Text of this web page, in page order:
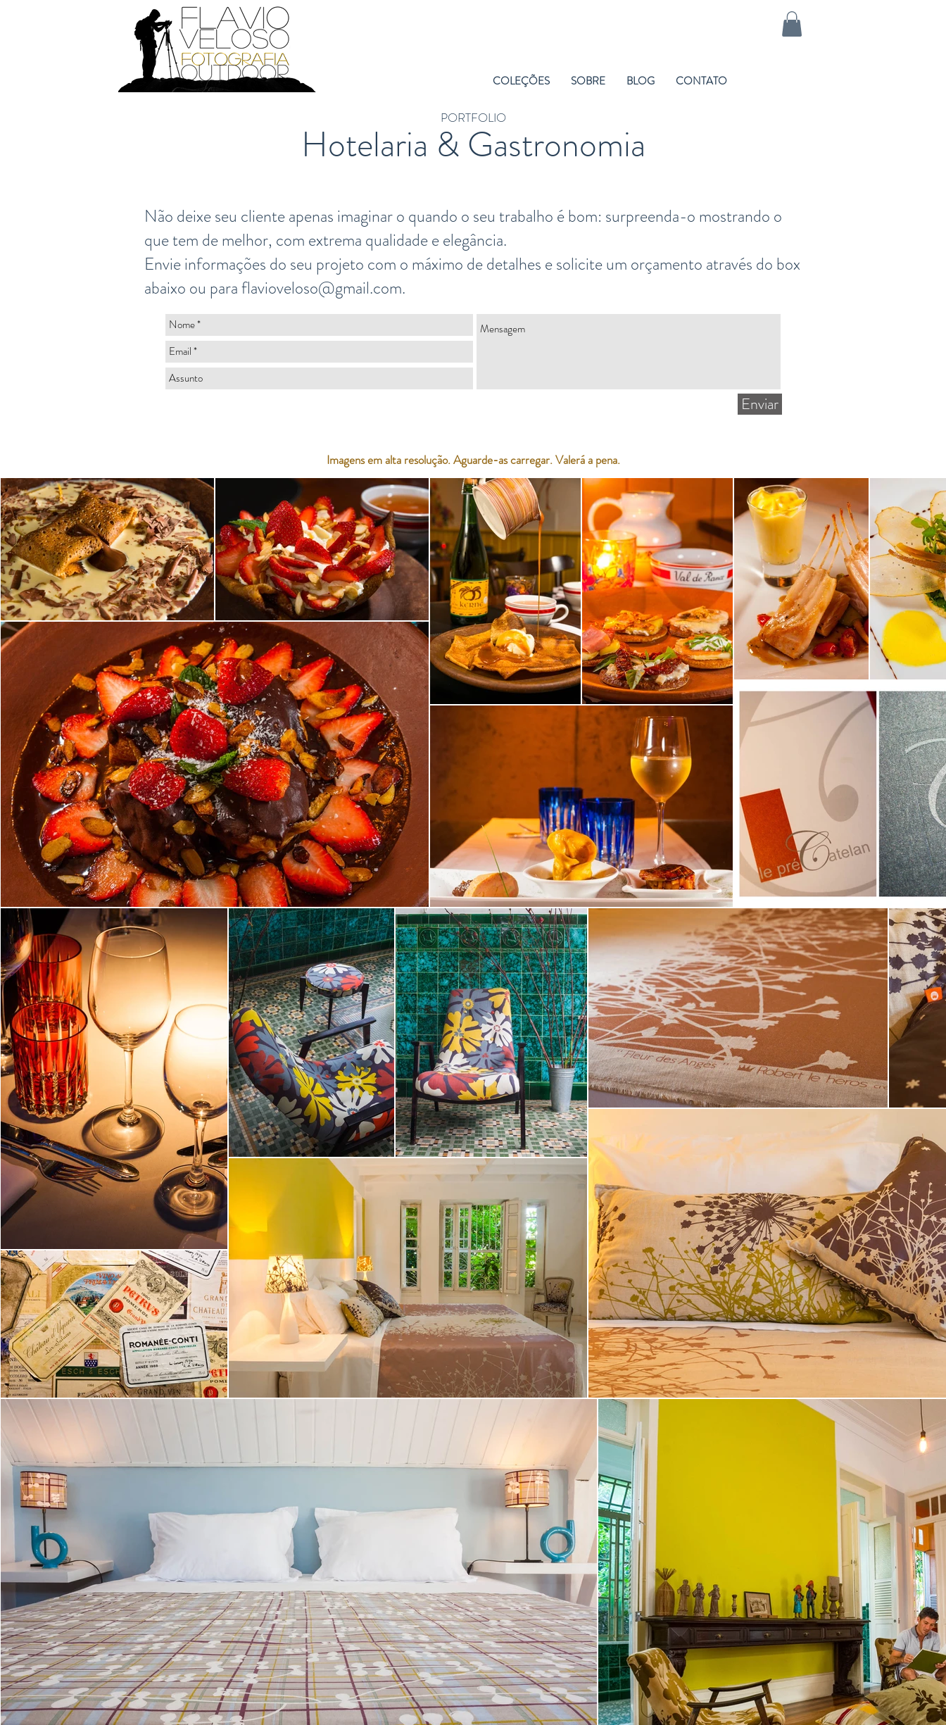
COLEÇÕES SOBRE BLOG CONTATO
PORTFOLIO
Hotelaria & Gastronomia
Não deixe seu cliente apenas imaginar o quando o seu trabalho é bom: surpreenda-o mostrando o
que tem de melhor, com extrema qualidade e elegância.
Envie informações do seu projeto com o máximo de detalhes e solicite um orçamento através do box
abaixo ou paraflavioveloso@gmail.com.
Enviar
Imagens em alta resolução. Aguarde-as carregar. Valerá a pena.